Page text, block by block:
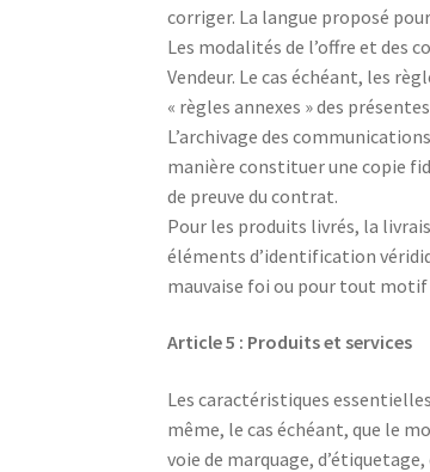
corriger. La langue proposé
Les modalités de l’offre et des
Vendeur. Le cas échéant, les
« règles annexes » des
L’archivage des
manière constituer une copie
de preuve du contrat.
Pour les produits livrés, la
éléments d’identification
mauvaise foi ou pour tout
Article 5 : Produits et services
Les caractéristiques
même, le cas échéant, que le
voie de marquage,